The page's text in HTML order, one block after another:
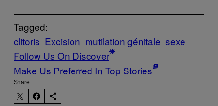
Tagged:
clitoris Excision mutilation génitale sexe
Follow Us On Discover
Make Us Preferred In Top Stories
Share: